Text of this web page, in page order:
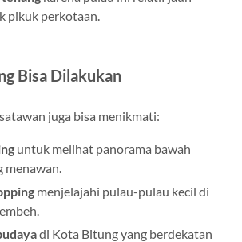
pikuk perkotaan.
Bisa Dilakukan
juga bisa menikmati:
untuk melihat panorama bawah
menawan.
menjelajahi pulau-pulau kecil di
di Kota Bitung yang berdekatan